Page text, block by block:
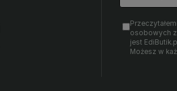
osobowych
jest
Możesz w